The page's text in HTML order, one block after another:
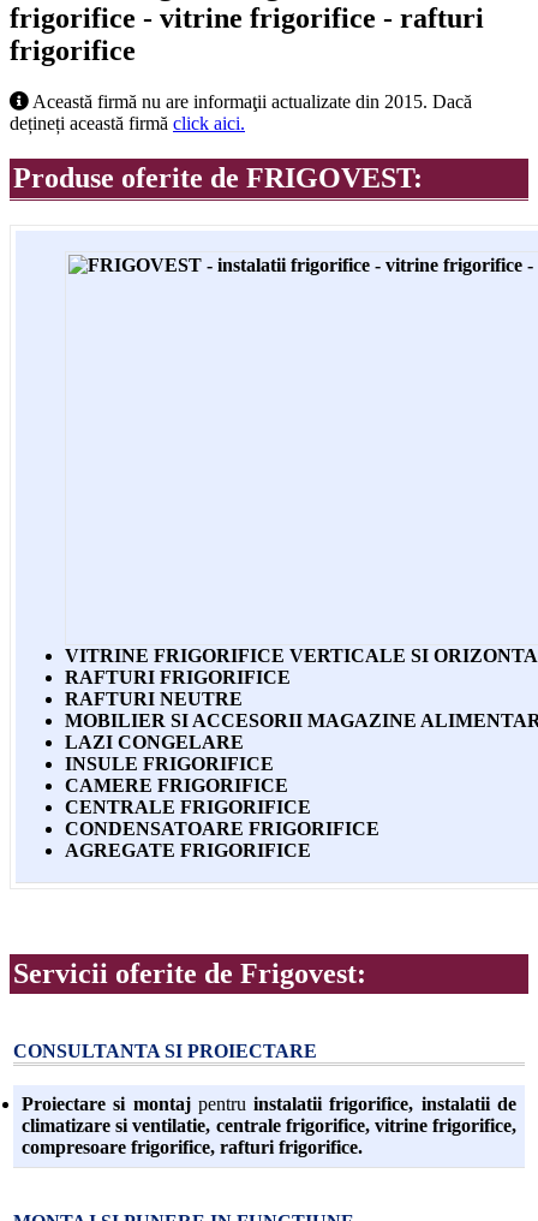
frigorifice - vitrine frigorifice - rafturi
frigorifice
Această firmă nu are informaţii actualizate din 2015. Dacă
dețineți această firmă click aici.
Produse oferite de FRIGOVEST:
VITRINE FRIGORIFICE VERTICALE SI
RAFTURI FRIGORIFICE
RAFTURI NEUTRE
MOBILIER SI ACCESORII MAGAZINE
LAZI CONGELARE
INSULE FRIGORIFICE
CAMERE FRIGORIFICE
CENTRALE FRIGORIFICE
CONDENSATOARE FRIGORIFICE
AGREGATE FRIGORIFICE
Servicii oferite de Frigovest:
CONSULTANTA SI PROIECTARE
Proiectare si montaj pentruinstalatii frigorifice, instalatii de
climatizare si ventilatie, centrale frigorifice, vitrine frigorifice,
compresoare frigorifice, rafturi frigorifice.